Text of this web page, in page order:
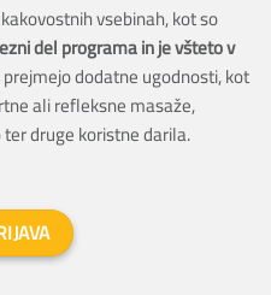
vsebinah, kot so
del programa in je všteto v
dodatne ugodnosti, kot
ali refleksne masaže,
druge koristne darila.